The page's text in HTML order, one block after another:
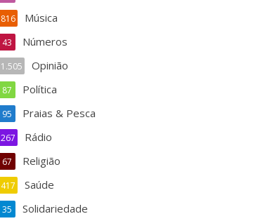
Música
816
Números
43
Opinião
1.505
Política
87
Praias & Pesca
95
Rádio
267
Religião
67
Saúde
417
Solidariedade
35